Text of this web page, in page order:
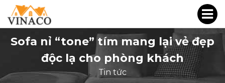
Sofa nỉ “tone” tím mang lại vẻ đẹp
độc lạ cho phòng khách
Tin tức